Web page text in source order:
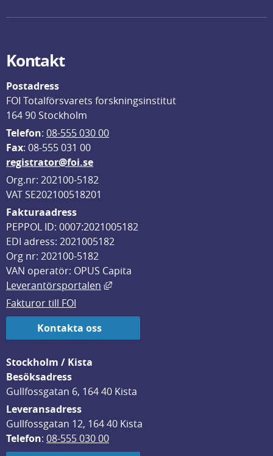
Kontakt
Postadress
FOI Totalförsvarets forskningsinstitut
164 90 Stockholm
Telefon: 08-555 030 00
Fax: 08-555 031 00
registrator@foi.se
Org.nr: 202100-5182
VAT SE202100518201
Fakturaadress
PEPPOL ID: 0007:2021005182
EDI adress: 2021005182
Org nr: 202100-5182
VAN operatör: OPUS Capita
Leverantörsportalen
Länk till annan webbplats, öppnas
Fakturor till FOI
Kontakta oss
Stockholm / Kista
Besöksadress
Gullfossgatan 6, 164 40 Kista
Leveransadress
Gullfossgatan 12, 164 40 Kista
Telefon: 08-555 030 00